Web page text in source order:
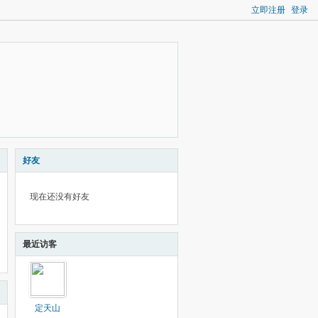
立即注册 登录
好友
现在还没有好友
最近访客
定天山